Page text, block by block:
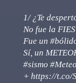
1/ ¿Te
No fue la
Fue un
Sí, un
#sismo
+ https://t.co/